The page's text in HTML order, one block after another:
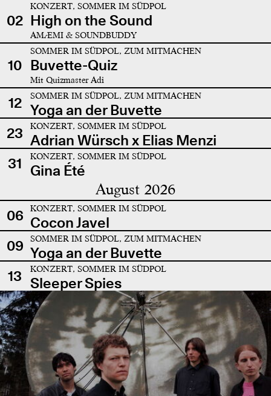
02
KONZERT, SOMMER IM SÜDPOL
High on the Sound
AMÆMI & SOUNDBUDDY
10
SOMMER IM SÜDPOL, ZUM MITMACHEN
Buvette-Quiz
Mit Quizmaster Adi
12 SOMMER IM SÜDPOL, ZUM MITMACHEN
Yoga an der Buvette
23
KONZERT, SOMMER IM SÜDPOL
Adrian Würsch x Elias Menzi
31
KONZERT, SOMMER IM SÜDPOL
Gina Été
August 2026
06 KONZERT, SOMMER IM SÜDPOL
Cocon Javel
09
SOMMER IM SÜDPOL, ZUM MITMACHEN
Yoga an der Buvette
13
KONZERT, SOMMER IM SÜDPOL
Sleeper Spies